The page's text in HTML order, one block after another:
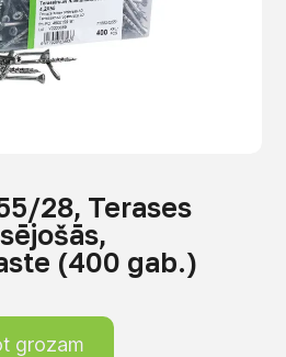
28, Terases
(400 gab.)
grozam